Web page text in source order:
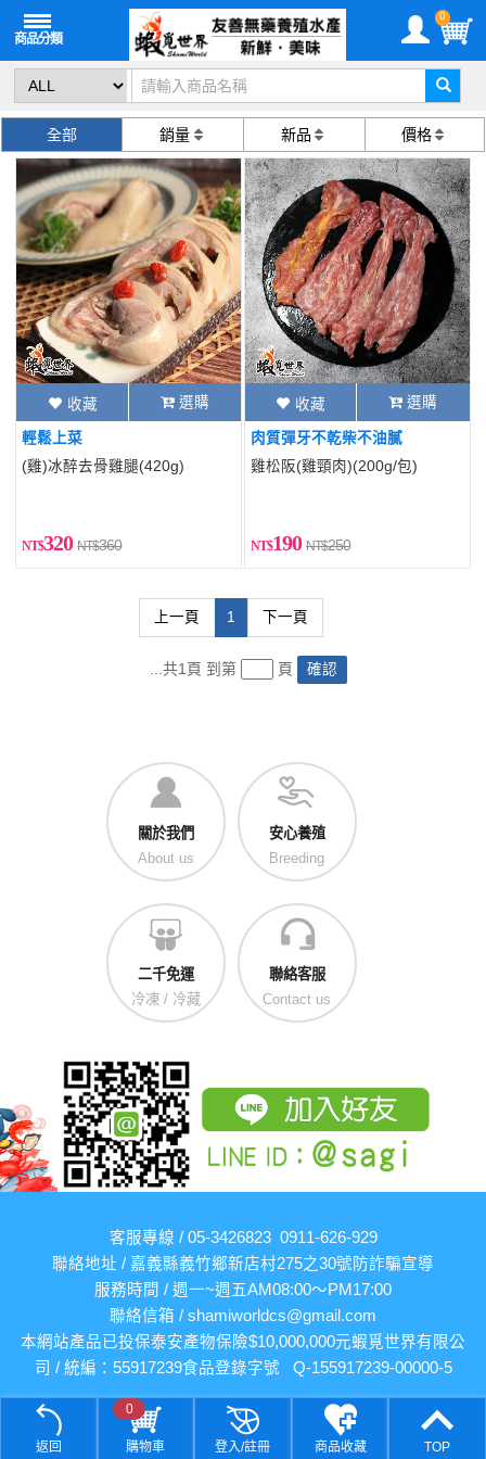
0
全部 銷量 新品 價格
收藏 選購
輕鬆上菜
(雞)冰醉去骨雞腿(420g)
320 360
收藏 選購
肉質彈牙不乾柴不油膩
雞松阪(雞頸肉)(200g/包)
190 250
上一頁 1 下一頁
...共1頁 到第 頁 確認
返回 購物車
0
登入/註冊 商品收藏 TOP
關於我們
About us
安心養殖
Breeding
二千免運
冷凍 / 冷藏
聯絡客服
Contact us
客服專線 / 05-3426823 0911-626-929
聯絡地址 / 嘉義縣義竹鄉新店村275之30號 防詐騙宣導
服務時間 / 週一~週五AM08:00～PM17:00
聯絡信箱 / shamiworldcs@gmail.com
本網站產品已投保泰安產物保險$10,000,000元蝦覓世界有限公
司 / 統編：55917239食品登錄字號 Q-155917239-00000-5